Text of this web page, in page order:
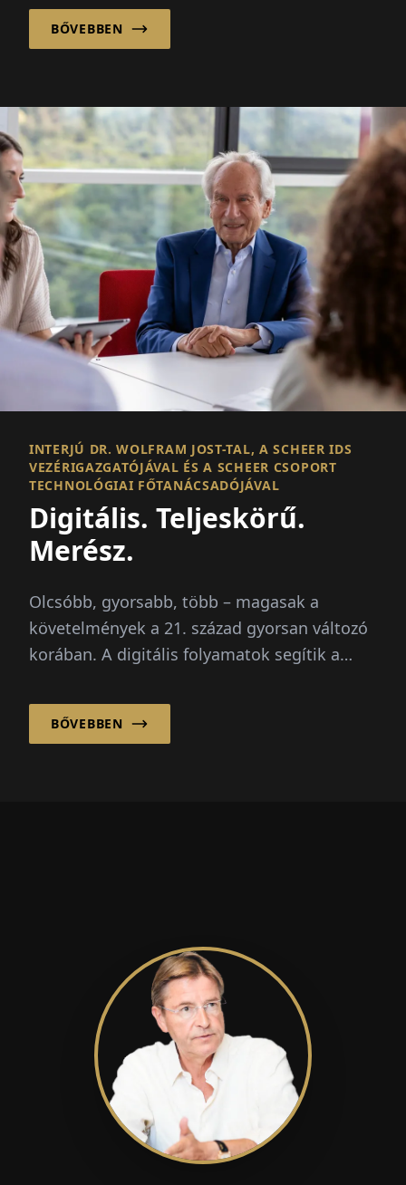
nagyszabású terv.
BŐVEBBEN
INTERJÚ DR. WOLFRAM JOST-TAL, A SCHEER IDS
VEZÉRIGAZGATÓJÁVAL ÉS A SCHEER CSOPORT
TECHNOLÓGIAI FŐTANÁCSADÓJÁVAL
Digitális. Teljeskörű.
Merész.
Olcsóbb, gyorsabb, több – magasak a
követelmények a 21. század gyorsan változó
korában. A digitális folyamatok segítik a
BŐVEBBEN